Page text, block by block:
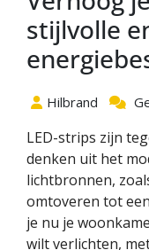
stijlvolle
Hilbrand
LED-strips zijn
denken uit het
lichtbronnen,
omtoveren tot
je nu je
wilt verlichten,